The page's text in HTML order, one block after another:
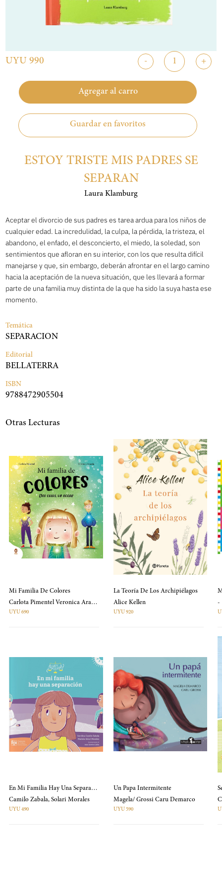
UYU 990 - +
Agregar al carro
Guardar en favoritos
ESTOY TRISTE MIS PADRES SE
SEPARAN
Laura Klamburg
Aceptar el divorcio de sus padres es tarea ardua para los niños de
cualquier edad. La incredulidad, la culpa, la pérdida, la tristeza, el
abandono, el enfado, el desconcierto, el miedo, la soledad, son
sentimientos que afloran en su interior, con los que resulta difícil
manejarse y que, sin embargo, deberán afrontar en el largo camino
hacia la aceptación de la nueva situación, que les llevará a formar
parte de una familia muy distinta de la que ha sido la suya hasta ese
momento.
Temática
SEPARACION
Editorial
BELLATERRA
ISBN
9788472905504
Otras Lecturas
Mi Familia De Colores
Carlota Pimentel Veronica Aranda
UYU 690
La Teoría De Los Archipiélagos
Alice Kellen
UYU 920
-
En Mi Familia Hay Una Separación
Camilo Zabala, Solari Morales
UYU 490
Un Papa Intermitente
Magela/ Grossi Caru Demarco
UYU 590